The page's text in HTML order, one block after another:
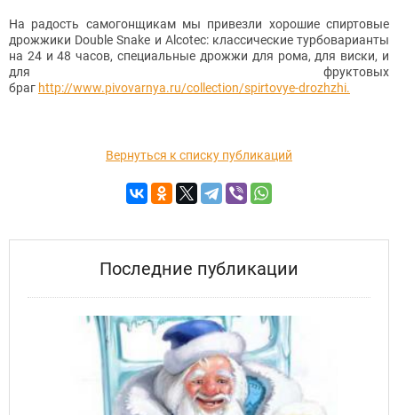
На радость самогонщикам мы привезли хорошие спиртовые
дрожжики Double Snake и Alcotec: классические турбоварианты
на 24 и 48 часов, специальные дрожжи для рома, для виски, и
для фруктовых
браг http://www.pivovarnya.ru/collection/spirtovye-drozhzhi.
Вернуться к списку публикаций
Последние публикации